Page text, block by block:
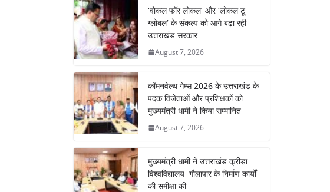
‘वोकल फॉर लोकल’ और ‘लोकल टू
ग्लोबल’ के संकल्प को आगे बढ़ा रही
उत्तराखंड सरकार
August 7, 2026
कॉमनवेल्थ गेम्स 2026 के उत्तराखंड के
पदक विजेताओं और प्रशिक्षकों को
मुख्यमंत्री धामी ने किया सम्मानित
August 7, 2026
मुख्यमंत्री धामी ने उत्तराखंड क्रीड़ा
विश्वविद्यालय गौलापार के निर्माण कार्यों
की समीक्षा की